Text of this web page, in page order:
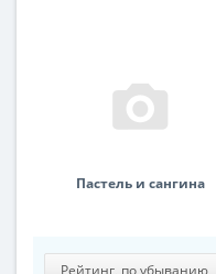
Пастель и сангина